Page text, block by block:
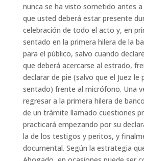
nunca se ha visto sometido antes
que usted deberá estar presente
celebración de todo el acto y, en
sentado en la primera hilera de la
para el público, salvo cuando
que deberá acercarse al estrado,
declarar de pie (salvo que el Juez le
sentado) frente al micrófono. Una
regresar a la primera hilera de
de un trámite llamado cuestiones
practicará empezando por su
la de los testigos y peritos, y
documental. Según la estrategia